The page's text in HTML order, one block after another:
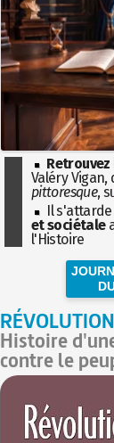
Retrouvez
Valéry
pittoresque,
Il
et sociétale
l'Histoire
Histoire
contre le